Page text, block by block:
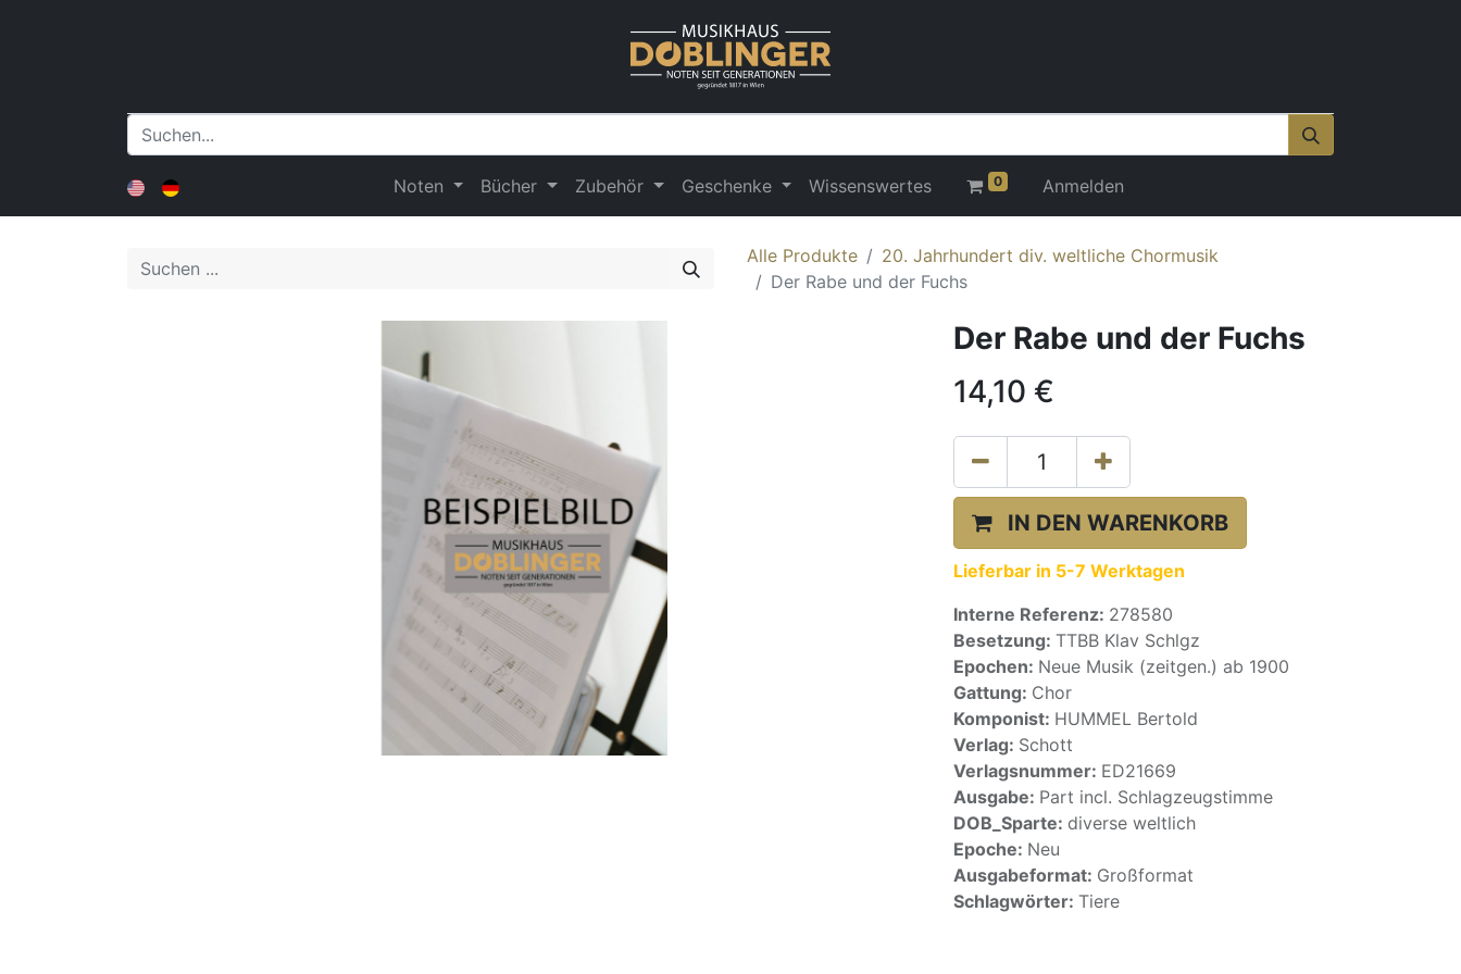
Noten Bücher Zubehör Geschenke Wissenswertes 0 Anmelden
Alle Produkte
20. Jahrhundert div. weltliche Chormusik
Der Rabe und der Fuchs
Der Rabe und der Fuchs
14,10 €
IN DEN WARENKORB
Lieferbar in 5-7 Werktagen
Interne Referenz: 278580
Besetzung: TTBB Klav Schlgz
Epochen: Neue Musik (zeitgen.) ab 1900
Gattung: Chor
Komponist: HUMMEL Bertold
Verlag: Schott
Verlagsnummer: ED21669
Ausgabe: Part incl. Schlagzeugstimme
DOB_Sparte: diverse weltlich
Epoche: Neu
Ausgabeformat: Großformat
Schlagwörter: Tiere